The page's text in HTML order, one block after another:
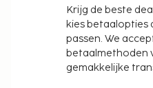
Krijg de beste
kies betaalopties
passen. We
betaalmethoden
gemakkelijke